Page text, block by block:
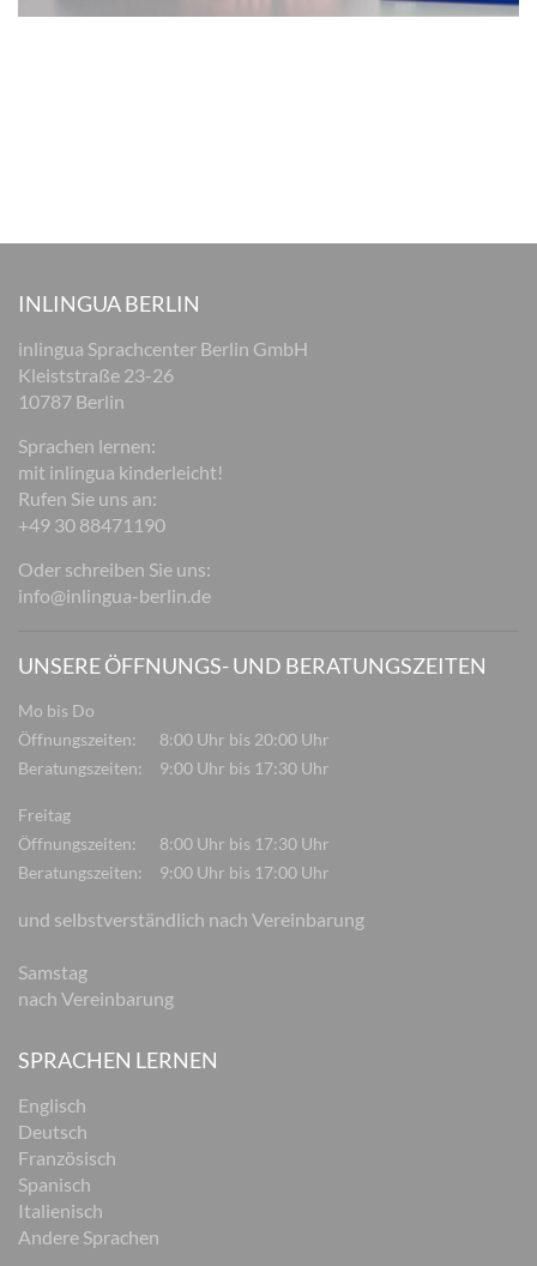
INLINGUA BERLIN
inlingua Sprachcenter Berlin GmbH
Kleiststraße 23-26
10787 Berlin
Sprachen lernen:
mit inlingua kinderleicht!
Rufen Sie uns an:
+49 30 88471190
Oder schreiben Sie uns:
info@inlingua-berlin.de
UNSERE ÖFFNUNGS- UND BERATUNGSZEITEN
Mo bis Do
Öffnungszeiten:
8:00 Uhr bis 20:00 Uhr
Beratungszeiten:
9:00 Uhr bis 17:30 Uhr
Freitag
Öffnungszeiten:
8:00 Uhr bis 17:30 Uhr
Beratungszeiten:
9:00 Uhr bis 17:00 Uhr
und selbstverständlich nach Vereinbarung
Samstag
nach Vereinbarung
SPRACHEN LERNEN
Englisch
Deutsch
Französisch
Spanisch
Italienisch
Andere Sprachen